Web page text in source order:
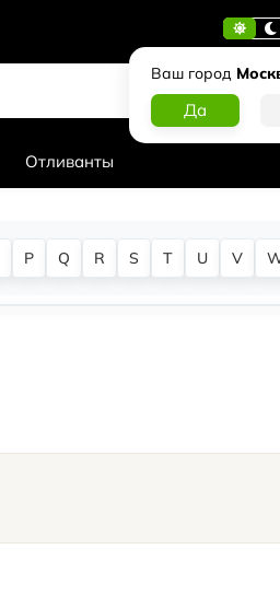
Ваш город
Отливанты
P Q R S T U V